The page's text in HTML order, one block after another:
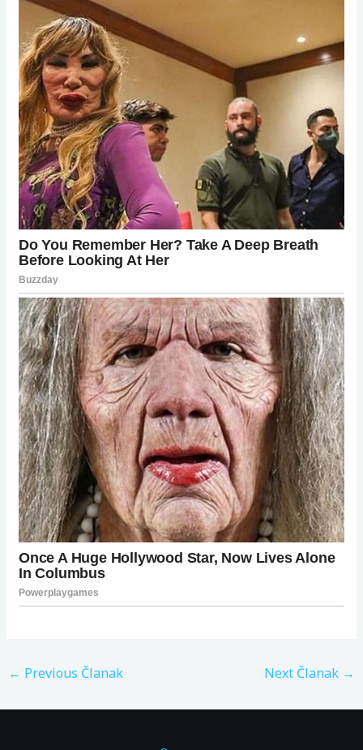
← Previous Članak Next Članak →